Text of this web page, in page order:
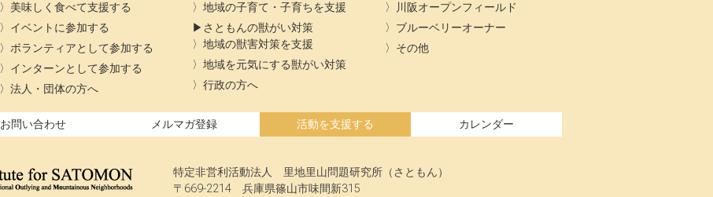
美味しく食べて支援する
イベントに参加する
ボランティアとして参加する
インターンとして参加する
法人・団体の方へ
地域の子育て・子育ちを支援
さともんの獣がい対策
地域の獣害対策を支援
地域を元気にする獣がい対策
行政の方へ
川阪オープンフィールド
ブルーベリーオーナー
その他
お問い合わせ メルマガ登録 活動を支援する カレンダー
特定非営利活動法人 里地里山問題研究所（さともん）
〒669-2214 兵庫県篠山市味間新315